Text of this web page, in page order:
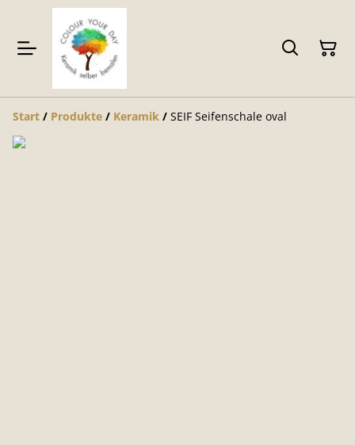
Start / Produkte / Keramik / SEIF Seifenschale oval